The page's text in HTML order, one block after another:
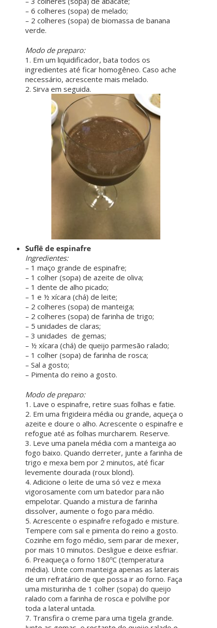
– 6 colheres (sopa) de melado;
– 2 colheres (sopa) de biomassa de banana
verde.
Modo de preparo:
1. Em um liquidificador, bata todos os
ingredientes até ficar homogêneo. Caso ache
necessário, acrescente mais melado.
2. Sirva em seguida.
Suflê de espinafre
Ingredientes:
– 1 maço grande de espinafre;
– 1 colher (sopa) de azeite de oliva;
– 1 dente de alho picado;
– 1 e ½ xícara (chá) de leite;
– 2 colheres (sopa) de manteiga;
– 2 colheres (sopa) de farinha de trigo;
– 5 unidades de claras;
– 3 unidades de gemas;
– ½ xícara (chá) de queijo parmesão ralado;
– 1 colher (sopa) de farinha de rosca;
– Sal a gosto;
– Pimenta do reino a gosto.
Modo de preparo:
1. Lave o espinafre, retire suas folhas e fatie.
2. Em uma frigideira média ou grande, aqueça o
azeite e doure o alho. Acrescente o espinafre e
refogue até as folhas murcharem. Reserve.
3. Leve uma panela média com a manteiga ao
fogo baixo. Quando derreter, junte a farinha de
trigo e mexa bem por 2 minutos, até ficar
levemente dourada (roux blond).
4. Adicione o leite de uma só vez e mexa
vigorosamente com um batedor para não
empelotar. Quando a mistura de farinha
dissolver, aumente o fogo para médio.
5. Acrescente o espinafre refogado e misture.
Tempere com sal e pimenta do reino a gosto.
Cozinhe em fogo médio, sem parar de mexer,
por mais 10 minutos. Desligue e deixe esfriar.
6. Preaqueça o forno 180ºC (temperatura
média). Unte com manteiga apenas as laterais
de um refratário de que possa ir ao forno. Faça
uma misturinha de 1 colher (sopa) do queijo
ralado com a farinha de rosca e polvilhe por
toda a lateral untada.
7. Transfira o creme para uma tigela grande.